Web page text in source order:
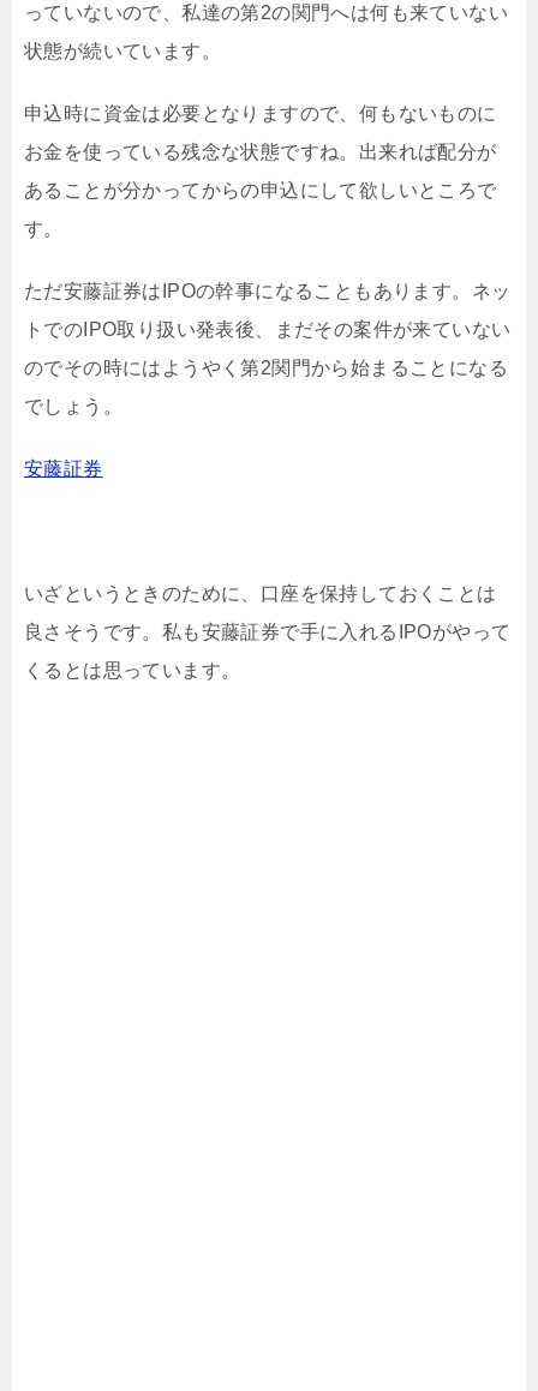
っていないので、私達の第2の関門へは何も来ていない
状態が続いています。
申込時に資金は必要となりますので、何もないものに
お金を使っている残念な状態ですね。出来れば配分が
あることが分かってからの申込にして欲しいところで
す。
ただ安藤証券はIPOの幹事になることもあります。ネッ
トでのIPO取り扱い発表後、まだその案件が来ていない
のでその時にはようやく第2関門から始まることになる
でしょう。
安藤証券
いざというときのために、口座を保持しておくことは
良さそうです。私も安藤証券で手に入れるIPOがやって
くるとは思っています。